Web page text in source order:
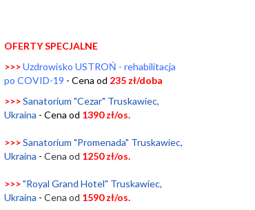
OFERTY SPECJALNE
>>>Uzdrowisko USTROŃ - rehabilitacja
po COVID-19 - Cena od 235 zł/doba
>>>Sanatorium "Cezar" Truskawiec,
Ukraina - Cena od 1390 zł/os.
>>> Sanatorium "Promenada" Truskawiec,
Ukraina - Cena od 1250 zł/os.
>>>"Royal Grand Hotel" Truskawiec,
Ukraina - Cena od 1590zł/os.